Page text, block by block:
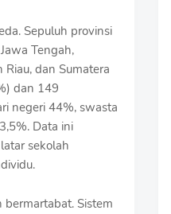
Sepuluh provinsi
Tengah,
Riau, dan Sumatera
dan 149
negeri 44%, swasta
Data ini
sekolah
bermartabat. Sistem